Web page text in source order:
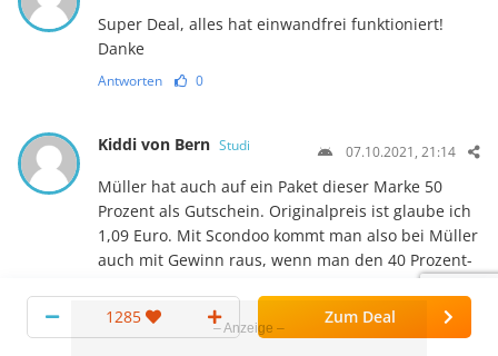
Super Deal, alles hat einwandfrei funktioniert!
Danke
Antworten 0
Kiddi von Bern Studi 07.10.2021, 21:14
Müller hat auch auf ein Paket dieser Marke 50
Prozent als Gutschein. Originalpreis ist glaube ich
1,09 Euro. Mit Scondoo kommt man also bei Müller
auch mit Gewinn raus, wenn man den 40 Prozent-
Packungen. Immerhin eine ganz gute Alternative….
Antworten 0
1285 Zum Deal